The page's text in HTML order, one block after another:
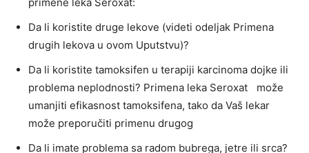
Da li koristite druge lekove (videti odeljak Primena
drugih lekova u ovom Uputstvu)?
Da li koristite tamoksifen u terapiji karcinoma dojke ili
problema neplodnosti? Primena leka Seroxat može
umanjiti efikasnost tamoksifena, tako da Vaš lekar
može preporučiti primenu drugog
Da li imate problema sa radom bubrega, jetre ili srca?